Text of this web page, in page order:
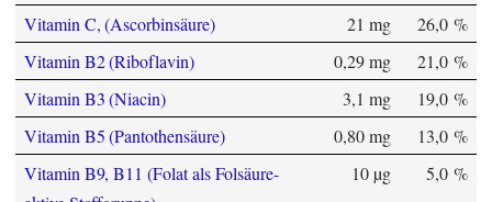
Vitamin C, (Ascorbinsäure)
21 mg
26,0 %
Vitamin B2 (Riboflavin)
0,29 mg
21,0 %
Vitamin B3 (Niacin)
3,1 mg
19,0 %
Vitamin B5 (Pantothensäure)
0,80 mg
13,0 %
Vitamin B9, B11 (Folat als Folsäure-
10 µg 5,0 %